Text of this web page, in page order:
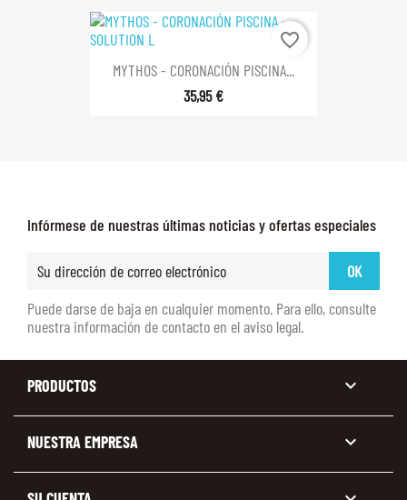
MYTHOS - CORONACIÓN PISCINA...
35,95 €
favorite_border
Infórmese de nuestras últimas noticias y ofertas especiales
Puede darse de baja en cualquier momento. Para ello, consulte
nuestra información de contacto en el aviso legal.
PRODUCTOS 
NUESTRA EMPRESA 